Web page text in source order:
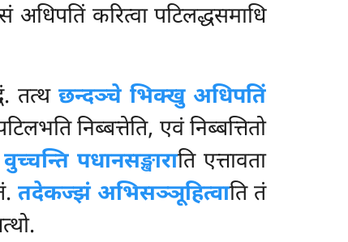
अधिपतिं करित्वा पटिलद्धसमाधि
तत्थ छन्दञ्चे भिक्खु अधिपतिं
निब्बत्तेति, एवं निब्बत्तितो
पधानसङ्खाराति एत्तावता
तदेकज्झं अभिसञ्ञूहित्वाति तं